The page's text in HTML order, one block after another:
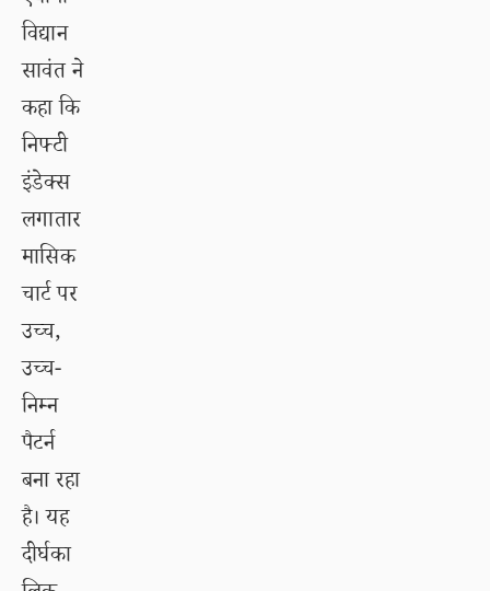
विद्यान
सावंत ने
कहा कि
निफ्टी
इंडेक्स
लगातार
मासिक
चार्ट पर
उच्च,
उच्च-
निम्न
पैटर्न
बना रहा
है। यह
दीर्घका